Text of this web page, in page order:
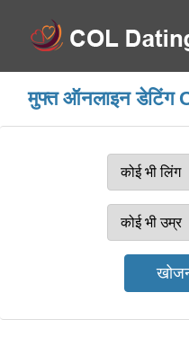
मुफ्त ऑनलाइन डेटिंग